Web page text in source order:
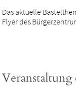
Das aktuelle
Flyer des